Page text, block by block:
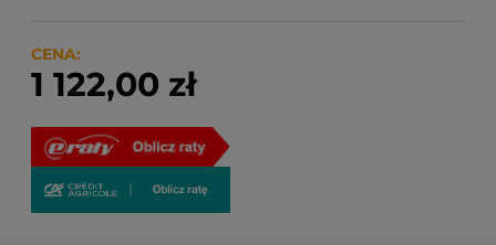
CENA:
1 122,00 zł